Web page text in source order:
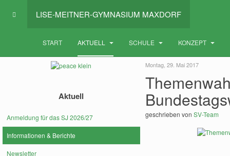
LISE-MEITNER-GYMNASIUM MAXDORF
START AKTUELL SCHULE KONZEPT
Montag, 29. Mai 2017
geschrieben von SV-Team
Aktuell
Anmeldung für das SJ 2026/27
Informationen & Berichte
Newsletter